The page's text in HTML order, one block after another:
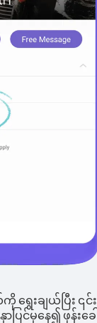
ေးချယ်ပြီး ၎
င်မှနေ၍ ဖုန်းခေါ်